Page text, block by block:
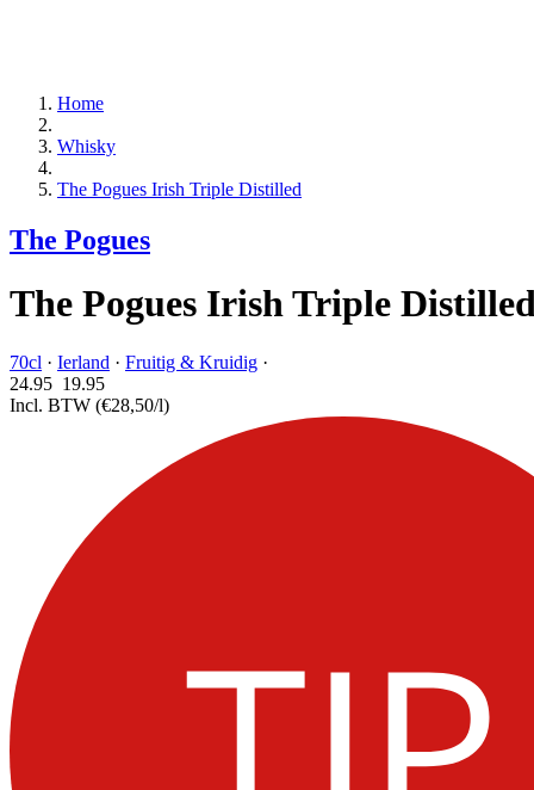
Home
Whisky
The Pogues Irish Triple Distilled
The Pogues
The Pogues Irish Triple
70cl · Ierland · Fruitig & Kruidig ·
24.95 19.95
Incl. BTW (€28,50/l)